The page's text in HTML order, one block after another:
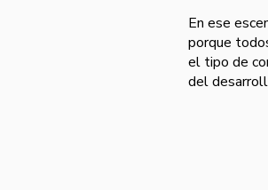
En ese
porque
el tipo de
del